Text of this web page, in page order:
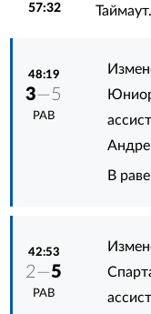
57:32
48:19
3—5
РАВ
В
42:53
2—5
РАВ